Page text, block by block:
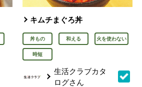
キムチまぐろ丼
丼もの 和える 火を使わない
時短
生活クラブカタ
ログさん